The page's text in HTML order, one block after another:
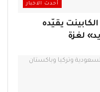
أحدث الاخبار
يقيّده
لغزة